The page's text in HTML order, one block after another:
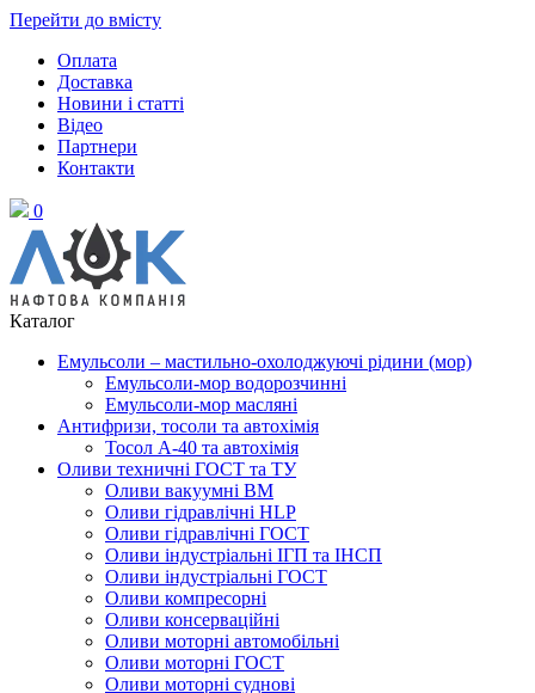
Перейти до вмісту
Оплата
Доставка
Новини і статті
Відео
Партнери
Контакти
0
Каталог
Емульсоли – мастильно-охолоджуючі рідини (мор)
Емульсоли-мор водорозчинні
Емульсоли-мор масляні
Антифризи, тосоли та автохімія
Тосол А-40 та автохімія
Оливи техничні ГОСТ та ТУ
Оливи вакуумні ВМ
Оливи гідравлічні HLP
Оливи гідравлічні ГОСТ
Оливи індустріальні ІГП та ІНСП
Оливи індустріальні ГОСТ
Оливи компресорні
Оливи консерваційні
Оливи моторні автомобільні
Оливи моторні ГОСТ
Оливи моторні суднові